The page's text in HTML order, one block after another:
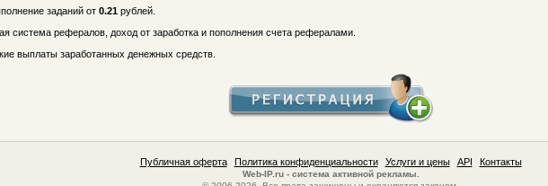
заданий от 0.21 рублей.
система рефералов, доход от заработка и пополнения счета рефералами.
выплаты заработанных денежных средств.
Публичная оферта Политика конфиденциальности Услуги и цены API Контакты
Web-IP.ru - система активной рекламы.